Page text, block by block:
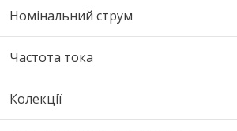
Номінальний струм
Частота тока
Колекції